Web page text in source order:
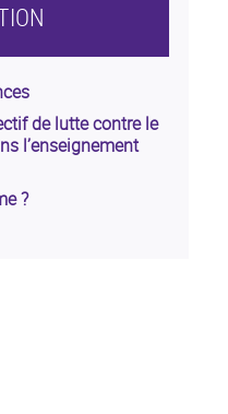
de lutte contre le
l’enseignement
?